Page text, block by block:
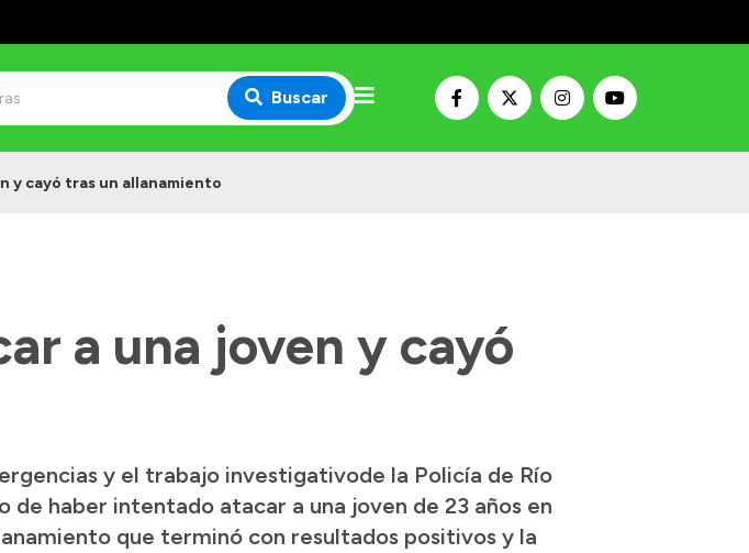
Buscar
y cayó tras un allanamiento
a una joven y cayó
y el trabajo investigativode la Policía de Río
haber intentado atacar a una joven de 23 años en
que terminó con resultados positivos y la